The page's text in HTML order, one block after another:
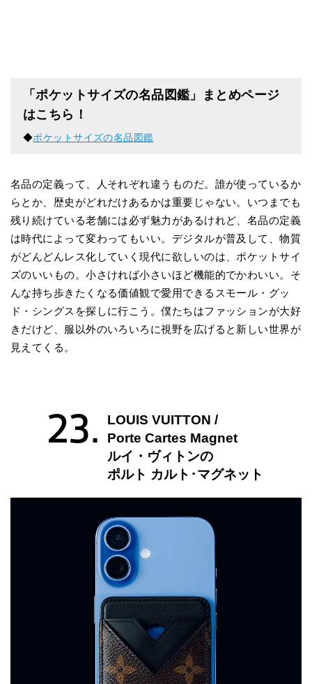
「ポケットサイズの名品図鑑」まとめページ
はこちら！
◆ポケットサイズの名品図鑑
名品の定義って、人それぞれ違うものだ。誰が使っているか
らとか、歴史がどれだけあるかは重要じゃない。いつまでも
残り続けている老舗には必ず魅力があるけれど、名品の定義
は時代によって変わってもいい。デジタルが普及して、物質
がどんどんレス化していく現代に欲しいのは、ポケットサイ
ズのいいもの。小さければ小さいほど機能的でかわいい。そ
んな持ち歩きたくなる価値観で愛用できるスモール・グッ
ド・シングスを探しに行こう。僕たちはファッションが大好
きだけど、服以外のいろいろに視野を広げると新しい世界が
見えてくる。
23.
LOUIS VUITTON /
Porte Cartes Magnet
ルイ・ヴィトンの
ポルト カルト･マグネット